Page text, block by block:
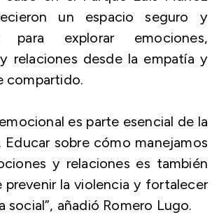
un espacio seguro y
para explorar emociones,
relaciones desde la empatía y
compartido.
es parte esencial de la
Educar sobre cómo manejamos
y relaciones es también
prevenir la violencia y fortalecer
social”, añadió Romero Lugo.